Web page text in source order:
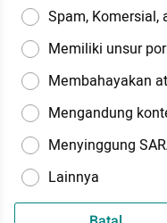
Spam, Komersial,
Memiliki unsur
Membahayakan
Mengandung
Menyinggung
Lainnya